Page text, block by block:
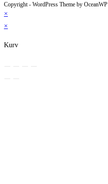
Copyright - WordPress Theme by OceanWP
×
×
Kurv